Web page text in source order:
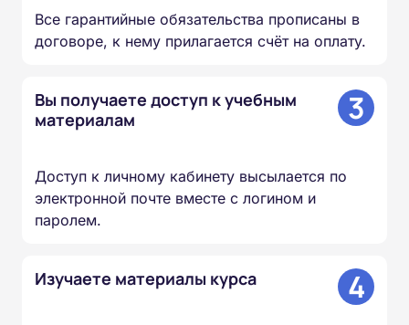
Все гарантийные обязательства прописаны в
договоре, к нему прилагается счёт на оплату.
Вы получаете доступ к учебным
материалам
3
Доступ к личному кабинету высылается по
электронной почте вместе с логином и
паролем.
Изучаете материалы курса 4